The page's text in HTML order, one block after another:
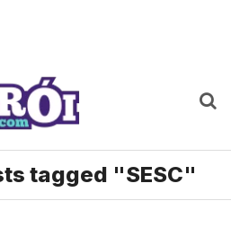
tagged "SESC"